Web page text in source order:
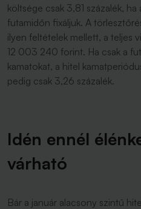
költsége csak 3,81 százalék, ha
futamidőn fixáljuk. A
ilyen feltételek mellett, a teljes
12 003 240 forint. Ha csak a
kamatokat, a hitel
pedig csak 3,26 százalék.
Idén ennél
várható
Bár a január alacsony szintű